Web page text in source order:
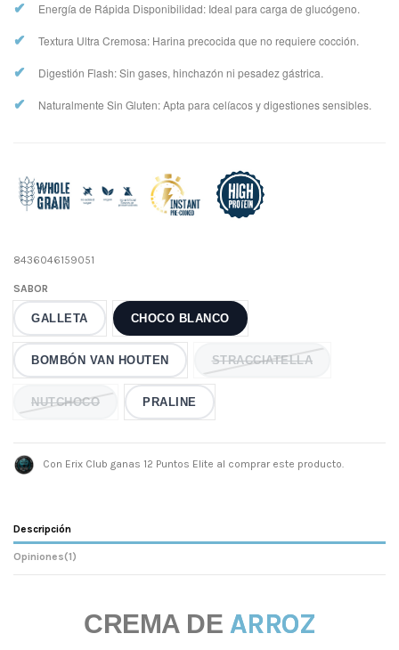
✔ Energía de Rápida Disponibilidad: Ideal para carga de glucógeno.
✔ Textura Ultra Cremosa: Harina precocida que no requiere cocción.
✔ Digestión Flash: Sin gases, hinchazón ni pesadez gástrica.
✔ Naturalmente Sin Gluten: Apta para celíacos y digestiones sensibles.
8436046159051
SABOR
GALLETA CHOCO BLANCO
BOMBÓN VAN HOUTEN STRACCIATELLA
NUTCHOCO PRALINE
Con Erix Club ganas 12 Puntos Elite al comprar este producto.
Descripción
Opiniones(1)
CREMA DE ARROZ